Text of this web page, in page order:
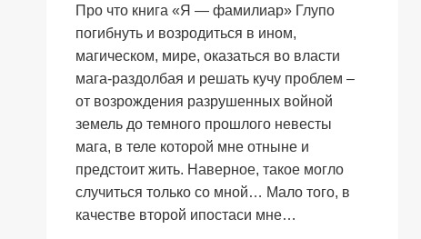
Про что книга «Я — фамилиар» Глупо
погибнуть и возродиться в ином,
магическом, мире, оказаться во власти
мага-раздолбая и решать кучу проблем –
от возрождения разрушенных войной
земель до темного прошлого невесты
мага, в теле которой мне отныне и
предстоит жить. Наверное, такое могло
случиться только со мной… Мало того, в
качестве второй ипостаси мне…